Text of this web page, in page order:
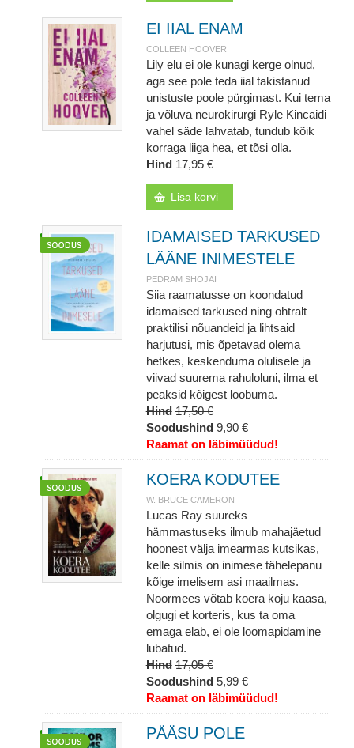
EI IIAL ENAM
COLLEEN HOOVER
Lily elu ei ole kunagi kerge olnud,
aga see pole teda iial takistanud
unistuste poole pürgimast. Kui tema
ja võluva neurokirurgi Ryle Kincaidi
vahel säde lahvatab, tundub kõik
korraga liiga hea, et tõsi olla.
Hind 17,95 €
Lisa korvi
IDAMAISED TARKUSED
LÄÄNE INIMESTELE
PEDRAM SHOJAI
Siia raamatusse on koondatud
idamaised tarkused ning ohtralt
praktilisi nõuandeid ja lihtsaid
harjutusi, mis õpetavad olema
hetkes, keskenduma olulisele ja
viivad suurema rahuloluni, ilma et
peaksid kõigest loobuma.
Hind 17,50 €
Soodushind 9,90 €
Raamat on läbimüüdud!
KOERA KODUTEE
W. BRUCE CAMERON
Lucas Ray suureks
hämmastuseks ilmub mahajäetud
hoonest välja imearmas kutsikas,
kelle silmis on inimese tähelepanu
kõige imelisem asi maailmas.
Noormees võtab koera koju kaasa,
olgugi et korteris, kus ta oma
emaga elab, ei ole loomapidamine
lubatud.
Hind 17,05 €
Soodushind 5,99 €
Raamat on läbimüüdud!
PÄÄSU POLE